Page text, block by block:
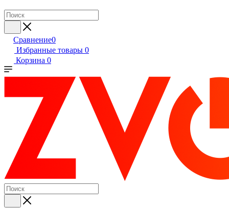
Сравнение0
Избранные товары 0
Корзина 0